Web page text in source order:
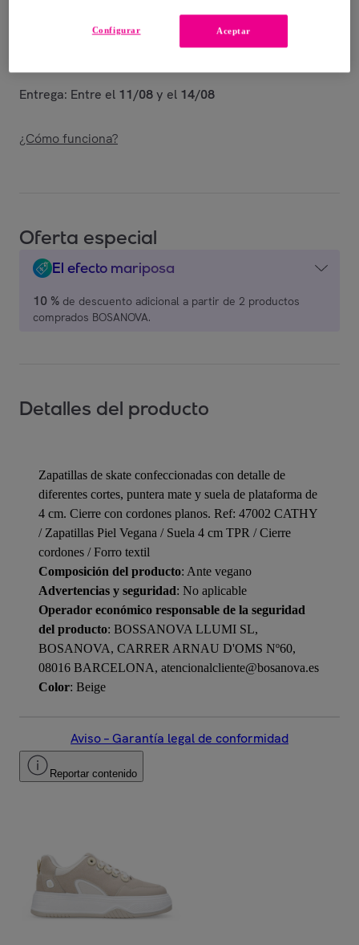
Gratis desde 39,99 € de compra
Entrega: Entre el 11/08y el 14/08
¿Cómo funciona?
Oferta especial
El efecto mariposa
10 % de descuento adicional a partir de 2 productos
comprados BOSANOVA.
Detalles del producto
Zapatillas de skate confeccionadas con detalle de
diferentes cortes, puntera mate y suela de plataforma de
4 cm. Cierre con cordones planos. Ref: 47002 CATHY
/ Zapatillas Piel Vegana / Suela 4 cm TPR / Cierre
cordones / Forro textil
Composición del producto: Ante vegano
Advertencias y seguridad: No aplicable
Operador económico responsable de la seguridad
del producto: BOSSANOVA LLUMI SL,
BOSANOVA, CARRER ARNAU D'OMS Nº60,
08016 BARCELONA, atencionalcliente@bosanova.es
Color: Beige
Aviso – Garantía legal de conformidad
Reportar contenido
Aceptar
Configurar